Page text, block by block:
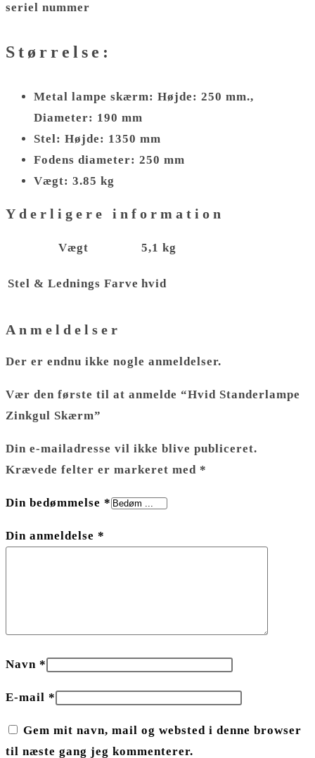
seriel nummer
Størrelse:
Metal lampe skærm: Højde: 250 mm.,
Diameter: 190 mm
Stel: Højde: 1350 mm
Fodens diameter: 250 mm
Vægt: 3.85 kg
Yderligere information
Vægt 5,1 kg
Stel & Lednings Farve hvid
Anmeldelser
Der er endnu ikke nogle anmeldelser.
Vær den første til at anmelde “Hvid Standerlampe
Zinkgul Skærm”
Din e-mailadresse vil ikke blive publiceret.
Krævede felter er markeret med *
Din bedømmelse *
Din anmeldelse *
Navn *
E-mail *
Gem mit navn, mail og websted i denne browser
til næste gang jeg kommenterer.